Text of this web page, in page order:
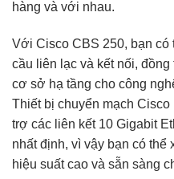
hàng và với nhau.
Với Cisco CBS 250, bạn có
cầu liên lạc và kết nối,
cơ sở hạ tầng cho công
Thiết bị chuyển mạch
trợ các liên kết 10 Gigabit
nhất định, vì vậy bạn có thể
hiệu suất cao và sẵn sàng